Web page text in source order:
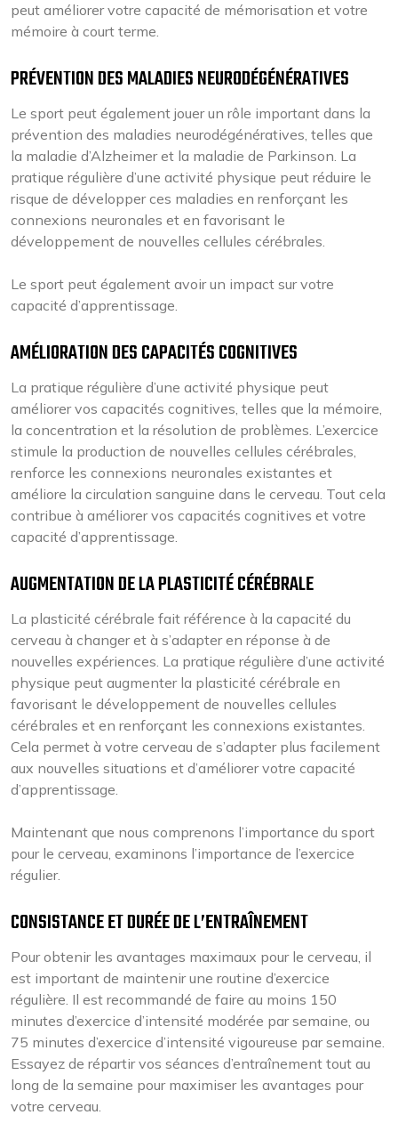
peut améliorer votre capacité de mémorisation et votre
mémoire à court terme.
PRÉVENTION DES MALADIES NEURODÉGÉNÉRATIVES
Le sport peut également jouer un rôle important dans la
prévention des maladies neurodégénératives, telles que
la maladie d’Alzheimer et la maladie de Parkinson. La
pratique régulière d’une activité physique peut réduire le
risque de développer ces maladies en renforçant les
connexions neuronales et en favorisant le
développement de nouvelles cellules cérébrales.
Le sport peut également avoir un impact sur votre
capacité d’apprentissage.
AMÉLIORATION DES CAPACITÉS COGNITIVES
La pratique régulière d’une activité physique peut
améliorer vos capacités cognitives, telles que la mémoire,
la concentration et la résolution de problèmes. L’exercice
stimule la production de nouvelles cellules cérébrales,
renforce les connexions neuronales existantes et
améliore la circulation sanguine dans le cerveau. Tout cela
contribue à améliorer vos capacités cognitives et votre
capacité d’apprentissage.
AUGMENTATION DE LA PLASTICITÉ CÉRÉBRALE
La plasticité cérébrale fait référence à la capacité du
cerveau à changer et à s’adapter en réponse à de
nouvelles expériences. La pratique régulière d’une activité
physique peut augmenter la plasticité cérébrale en
favorisant le développement de nouvelles cellules
cérébrales et en renforçant les connexions existantes.
Cela permet à votre cerveau de s’adapter plus facilement
aux nouvelles situations et d’améliorer votre capacité
d’apprentissage.
Maintenant que nous comprenons l’importance du sport
pour le cerveau, examinons l’importance de l’exercice
régulier.
CONSISTANCE ET DURÉE DE L’ENTRAÎNEMENT
Pour obtenir les avantages maximaux pour le cerveau, il
est important de maintenir une routine d’exercice
régulière. Il est recommandé de faire au moins 150
minutes d’exercice d’intensité modérée par semaine, ou
75 minutes d’exercice d’intensité vigoureuse par semaine.
Essayez de répartir vos séances d’entraînement tout au
long de la semaine pour maximiser les avantages pour
votre cerveau.